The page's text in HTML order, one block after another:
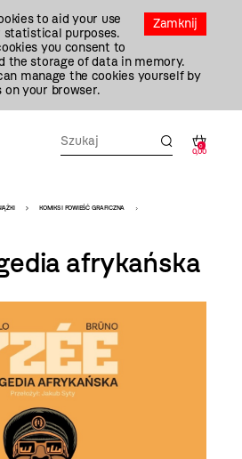
Zamknij
to aid your use
purposes.
you consent to
the storage of data in memory.
manage the cookies yourself by
your browser.
0
0,00
KOMIKS I POWIEŚĆ GRAFICZNA
afrykańska